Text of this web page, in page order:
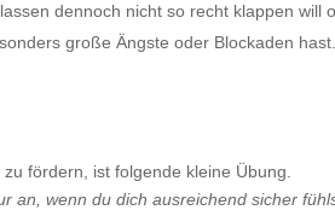
dennoch nicht so recht klappen will
große Ängste oder Blockaden hast.
fördern, ist folgende kleine Übung.
an, wenn du dich ausreichend sicher